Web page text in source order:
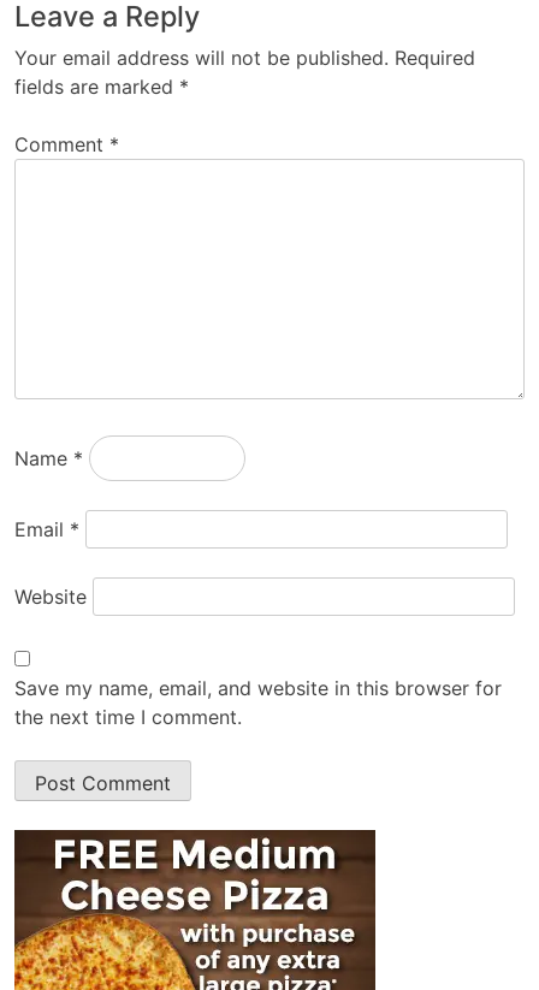
Leave a Reply
Your email address will not be published. Required
fields are marked *
Comment *
Name *
Email *
Website
Save my name, email, and website in this browser for
the next time I comment.